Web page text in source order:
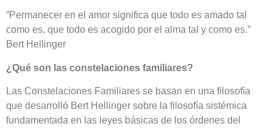
“Permanecer en el amor significa que todo es amado tal
como es, que todo es acogido por el alma tal y como es.”
Bert Hellinger
¿Qué son las constelaciones familiares?
Las Constelaciones Familiares se basan en una filosofía
que desarrolló Bert Hellinger sobre la filosofía sistémica
fundamentada en las leyes básicas de los órdenes del